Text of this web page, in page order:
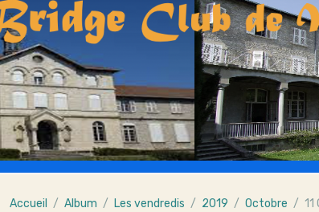
Accueil Album Les vendredis 2019 Octobre